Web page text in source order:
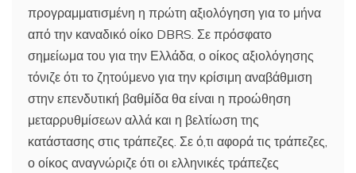
προγραμματισμένη η πρώτη αξιολόγηση για το μήνα
από την καναδικό οίκο DBRS. Σε πρόσφατο
σημείωμα του για την Ελλάδα, ο οίκος αξιολόγησης
τόνιζε ότι το ζητούμενο για την κρίσιμη αναβάθμιση
στην επενδυτική βαθμίδα θα είναι η προώθηση
μεταρρυθμίσεων αλλά και η βελτίωση της
κατάστασης στις τράπεζες. Σε ό,τι αφορά τις τράπεζες,
ο οίκος αναγνώριζε ότι οι ελληνικές τράπεζες